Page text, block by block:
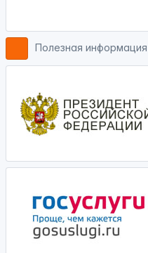
Полезная информация